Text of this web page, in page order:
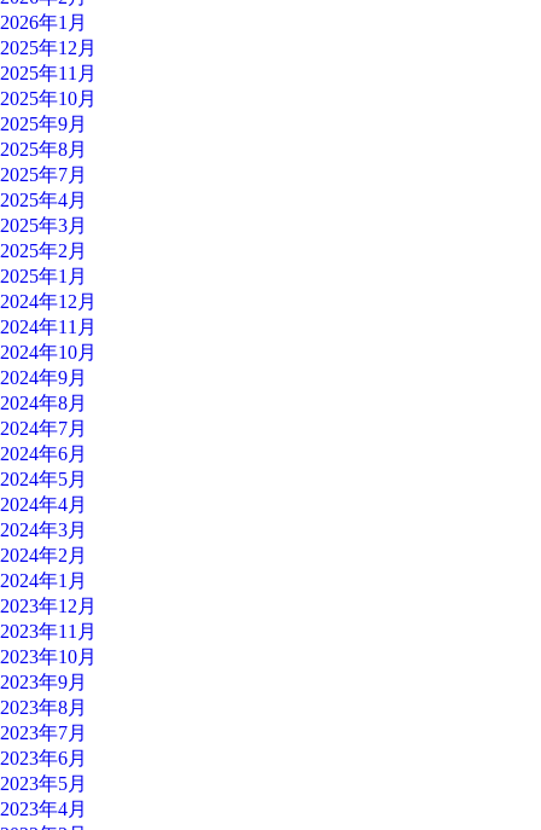
2026年1月
2025年12月
2025年11月
2025年10月
2025年9月
2025年8月
2025年7月
2025年4月
2025年3月
2025年2月
2025年1月
2024年12月
2024年11月
2024年10月
2024年9月
2024年8月
2024年7月
2024年6月
2024年5月
2024年4月
2024年3月
2024年2月
2024年1月
2023年12月
2023年11月
2023年10月
2023年9月
2023年8月
2023年7月
2023年6月
2023年5月
2023年4月